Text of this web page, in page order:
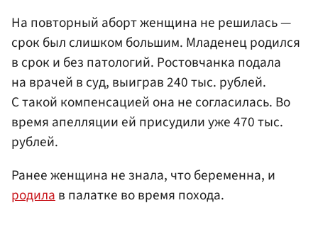
На повторный аборт женщина не решилась —
срок был слишком большим. Младенец родился
в срок и без патологий. Ростовчанка подала
на врачей в суд, выиграв 240 тыс. рублей.
С такой компенсацией она не согласилась. Во
время апелляции ей присудили уже 470 тыс.
рублей.
Ранее женщина не знала, что беременна, и
родилав палатке во время похода.